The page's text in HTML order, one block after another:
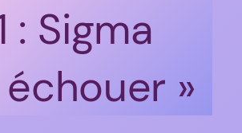
: Sigma
»